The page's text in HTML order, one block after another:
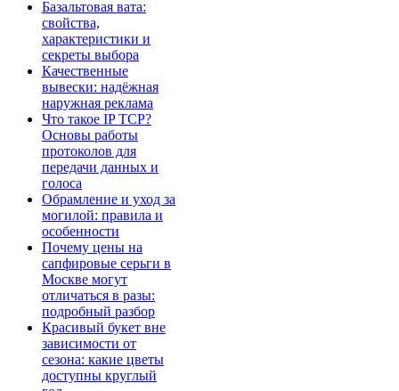
Базальтовая вата:
свойства,
характеристики и
секреты выбора
Качественные
вывески: надёжная
наружная реклама
Что такое IP TCP?
Основы работы
протоколов для
передачи данных и
голоса
Обрамление и уход за
могилой: правила и
особенности
Почему цены на
сапфировые серьги в
Москве могут
отличаться в разы:
подробный разбор
Красивый букет вне
зависимости от
сезона: какие цветы
доступны круглый